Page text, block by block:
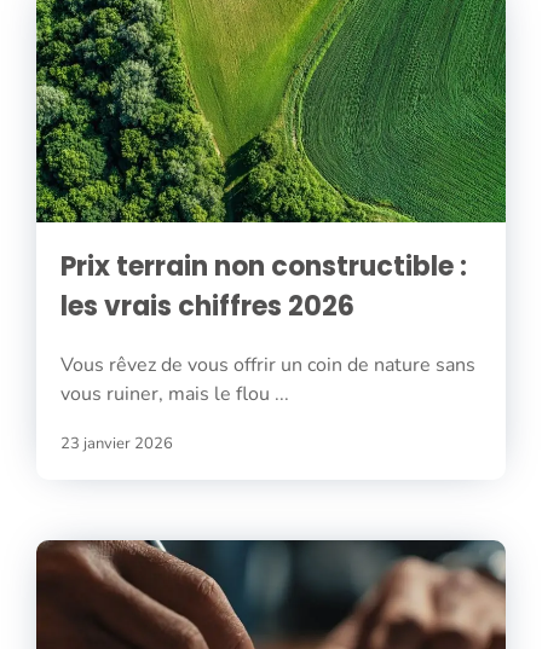
Prix terrain non constructible :
les vrais chiffres 2026
Vous rêvez de vous offrir un coin de nature sans
vous ruiner, mais le flou ...
23 janvier 2026